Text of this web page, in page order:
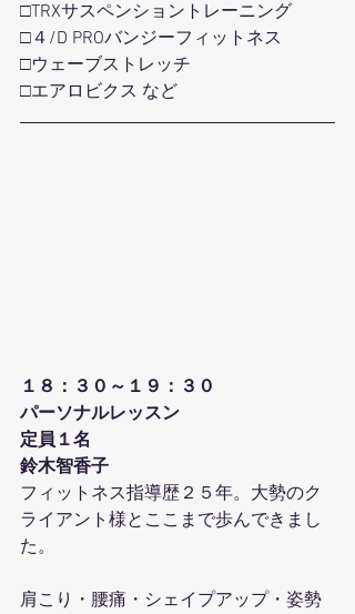
□TRXサスペンショントレーニング
□４/D PROバンジーフィットネス
□ウェーブストレッチ
□エアロビクス など
１８：３０～１９：３０
パーソナルレッスン
定員１名
鈴木智香子
フィットネス指導歴２５年。大勢のク
ライアント様とここまで歩んできまし
た。
肩こり・腰痛・シェイプアップ・姿勢